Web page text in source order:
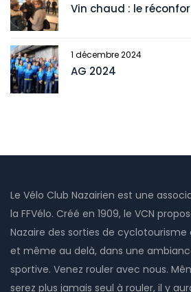
Vin chaud : le
1 décembre 2024
AG 2024
Le Vélo Club Nazairien est une
la FFVélo. Créé en 1909, le VCN
Nazaire des sorties de
et même au delà, dans une
sportive. Venez rouler avec nous.
serez plus jamais seul à rouler, il y